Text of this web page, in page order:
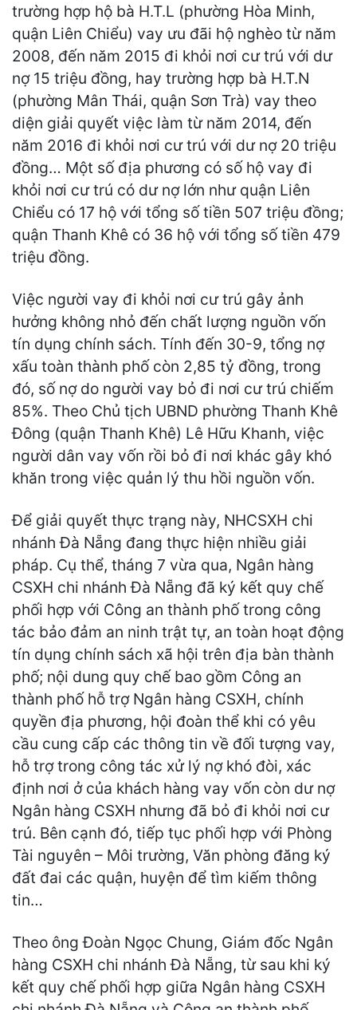
trường hợp hộ bà H.T.L (phường Hòa Minh,
quận Liên Chiểu) vay ưu đãi hộ nghèo từ năm
2008, đến năm 2015 đi khỏi nơi cư trú với dư
nợ 15 triệu đồng, hay trường hợp bà H.T.N
(phường Mân Thái, quận Sơn Trà) vay theo
diện giải quyết việc làm từ năm 2014, đến
năm 2016 đi khỏi nơi cư trú với dư nợ 20 triệu
đồng… Một số địa phương có số hộ vay đi
khỏi nơi cư trú có dư nợ lớn như quận Liên
Chiểu có 17 hộ với tổng số tiền 507 triệu đồng;
quận Thanh Khê có 36 hộ với tổng số tiền 479
triệu đồng.
Việc người vay đi khỏi nơi cư trú gây ảnh
hưởng không nhỏ đến chất lượng nguồn vốn
tín dụng chính sách. Tính đến 30-9, tổng nợ
xấu toàn thành phố còn 2,85 tỷ đồng, trong
đó, số nợ do người vay bỏ đi nơi cư trú chiếm
85%. Theo Chủ tịch UBND phường Thanh Khê
Đông (quận Thanh Khê) Lê Hữu Khanh, việc
người dân vay vốn rồi bỏ đi nơi khác gây khó
khăn trong việc quản lý thu hồi nguồn vốn.
Để giải quyết thực trạng này, NHCSXH chi
nhánh Đà Nẵng đang thực hiện nhiều giải
pháp. Cụ thể, tháng 7 vừa qua, Ngân hàng
CSXH chi nhánh Đà Nẵng đã ký kết quy chế
phối hợp với Công an thành phố trong công
tác bảo đảm an ninh trật tự, an toàn hoạt động
tín dụng chính sách xã hội trên địa bàn thành
phố; nội dung quy chế bao gồm Công an
thành phố hỗ trợ Ngân hàng CSXH, chính
quyền địa phương, hội đoàn thể khi có yêu
cầu cung cấp các thông tin về đối tượng vay,
hỗ trợ trong công tác xử lý nợ khó đòi, xác
định nơi ở của khách hàng vay vốn còn dư nợ
Ngân hàng CSXH nhưng đã bỏ đi khỏi nơi cư
trú. Bên cạnh đó, tiếp tục phối hợp với Phòng
Tài nguyên – Môi trường, Văn phòng đăng ký
đất đai các quận, huyện để tìm kiếm thông
tin…
Theo ông Đoàn Ngọc Chung, Giám đốc Ngân
hàng CSXH chi nhánh Đà Nẵng, từ sau khi ký
kết quy chế phối hợp giữa Ngân hàng CSXH